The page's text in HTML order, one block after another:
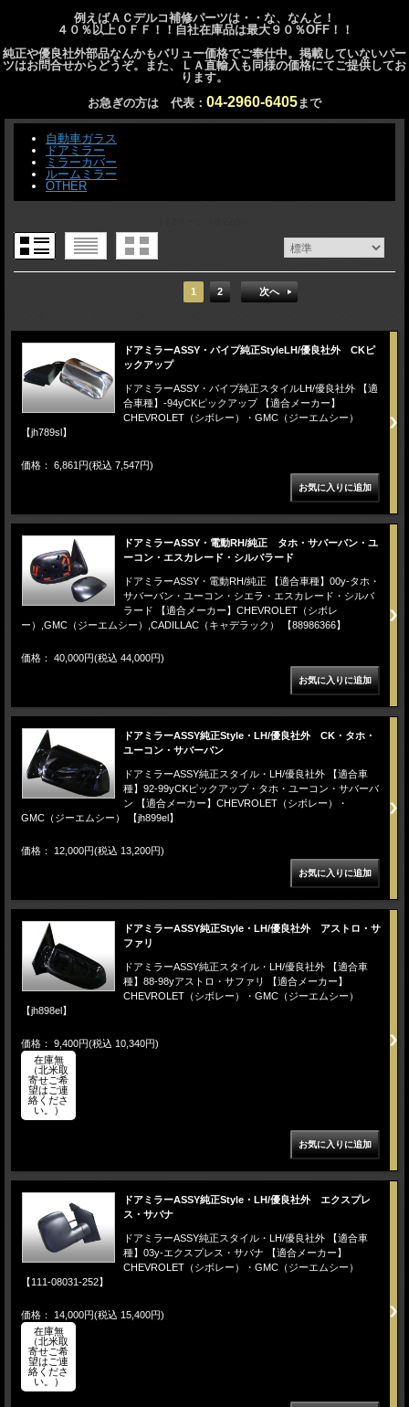
例えばＡＣデルコ補修パーツは・・な、なんと！
４０％以上ＯＦＦ！！自社在庫品は最大９０％OFF！！
純正や優良社外部品なんかもバリュー価格でご奉仕中。掲載していないパー
ツはお問合せからどうぞ。また、ＬＡ直輸入も同様の価格にてご提供してお
ります。
お急ぎの方は 代表： 04-2960-6405まで
自動車ガラス
ドアミラー
ミラーカバー
ルームミラー
OTHER
1 2 次へ
ドアミラーASSY・パイプ純正StyleLH/優良社外 CKピ
ックアップ
ドアミラーASSY・パイプ純正スタイルLH/優良社外 【適
合車種】‐94yCKピックアップ 【適合メーカー】
CHEVROLET（シボレー）・GMC（ジーエムシー）
【jh789sl】
価格： 6,861円(税込 7,547円)
ドアミラーASSY・電動RH/純正 タホ・サバーバン・ユ
ーコン・エスカレード・シルバラード
ドアミラーASSY・電動RH/純正 【適合車種】00y-タホ・
サバーバン・ユーコン・シエラ・エスカレード・シルバ
ラード 【適合メーカー】CHEVROLET（シボレ
ー）,GMC（ジーエムシー）,CADILLAC（キャデラック） 【88986366】
価格： 40,000円(税込 44,000円)
ドアミラーASSY純正Style・LH/優良社外 CK・タホ・
ユーコン・サバーバン
ドアミラーASSY純正スタイル・LH/優良社外 【適合車
種】92-99yCKピックアップ・タホ・ユーコン・サバーバ
ン 【適合メーカー】CHEVROLET（シボレー）・
GMC（ジーエムシー） 【jh899el】
価格： 12,000円(税込 13,200円)
ドアミラーASSY純正Style・LH/優良社外 アストロ・サ
ファリ
ドアミラーASSY純正スタイル・LH/優良社外 【適合車
種】88-98yアストロ・サファリ 【適合メーカー】
CHEVROLET（シボレー）・GMC（ジーエムシー）
【jh898el】
価格： 9,400円(税込 10,340円)
在庫無
（北米取
寄せご希
望はご連
絡くださ
い。）
ドアミラーASSY純正Style・LH/優良社外 エクスプレ
ス・サバナ
ドアミラーASSY純正スタイル・LH/優良社外 【適合車
種】03y-エクスプレス・サバナ 【適合メーカー】
CHEVROLET（シボレー）・GMC（ジーエムシー）
【111-08031-252】
価格： 14,000円(税込 15,400円)
在庫無
（北米取
寄せご希
望はご連
絡くださ
い。）